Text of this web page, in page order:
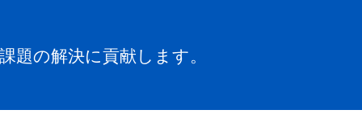
題の解決に貢献します。